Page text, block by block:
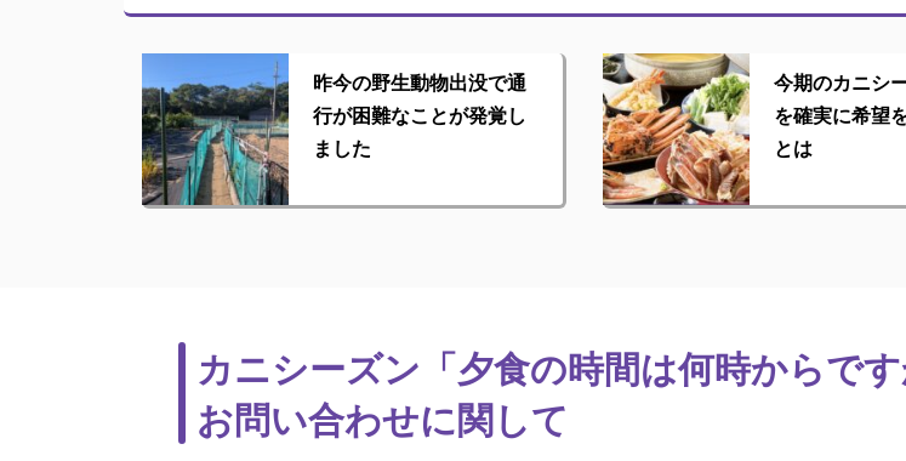
昨今の野生動物出没で通
行が困難なことが発覚し
ました
今期のカニシ
を確実に希望
とは
カニシーズン「夕食の時間は何時からで
お問い合わせに関して